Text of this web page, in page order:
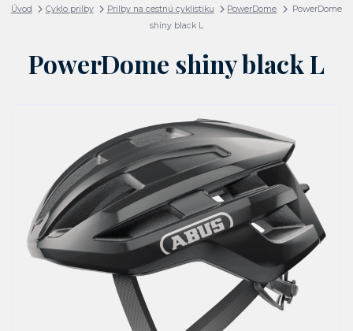
Úvod Cyklo prilby Prilby na cestnú cyklistiku PowerDome
PowerDome
shiny black L
PowerDome shiny black L